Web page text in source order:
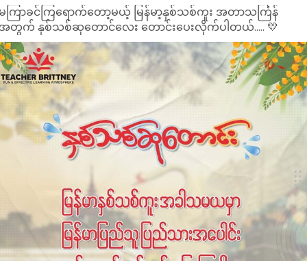
ကြာခင်ကြရောက်တော့မယ့် မြန်မာ့နှစ်သစ်ကူး အတာသင်္ကြန်
တွက် နှစ်သစ်ဆုတောင်လေး တောင်းပေးလိုက်ပါတယ်..... 💛